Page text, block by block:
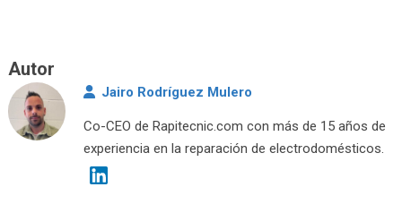
Autor
Jairo Rodríguez Mulero
Co-CEO de Rapitecnic.com con más de 15 años de
experiencia en la reparación de electrodomésticos.